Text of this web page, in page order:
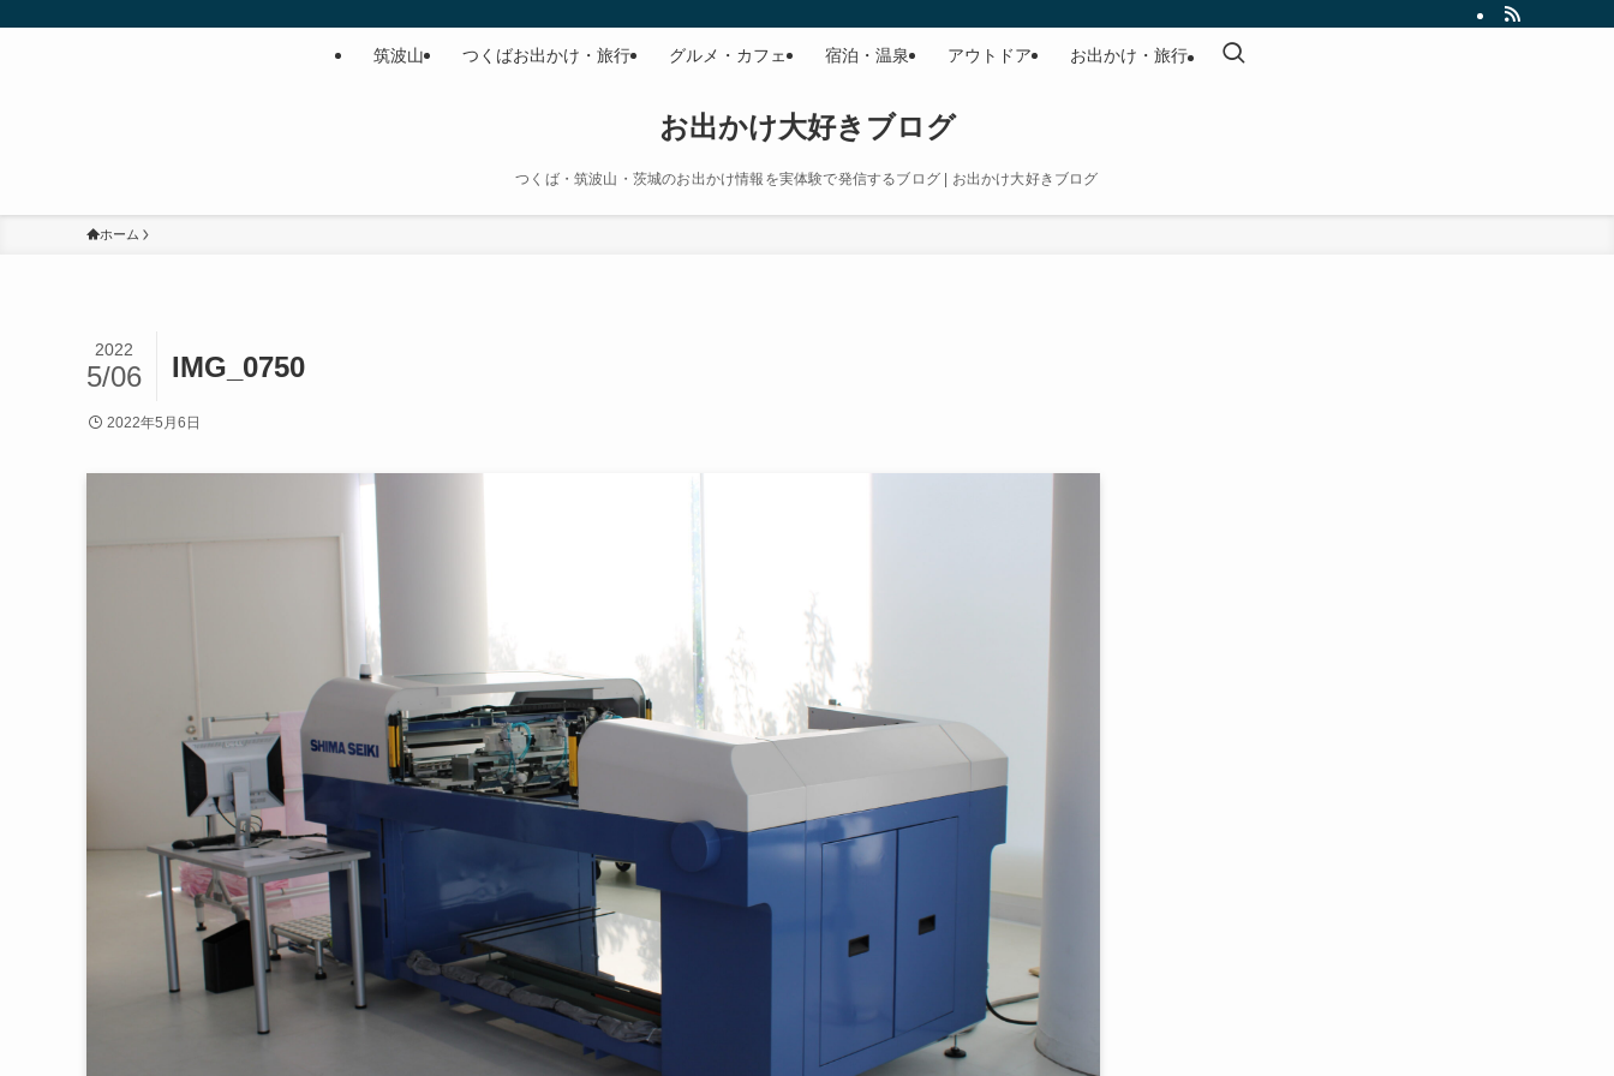
お出かけ大好きブログ
つくば・筑波山・茨城のお出かけ情報を実体験で発信するブログ | お出かけ大好きブログ
筑波山 つくばお出かけ・旅行 グルメ・カフェ 宿泊・温泉 アウトドア お出かけ・旅行
ホーム
IMG_0750
2022
5/06
2022年5月6日